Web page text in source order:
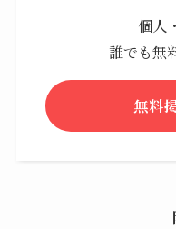
個人
誰でも無
無料